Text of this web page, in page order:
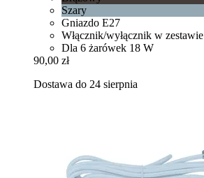
Szary
Gniazdo E27
Włącznik/wyłącznik w zestawie
Dla 6 żarówek 18 W
90,00 zł
Dostawa do 24 sierpnia